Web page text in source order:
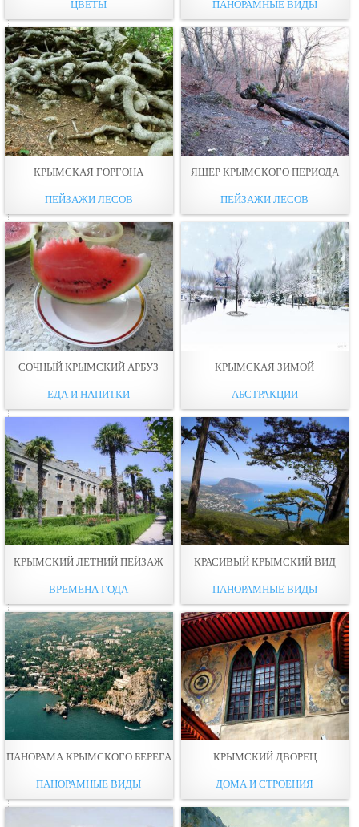
ЦВЕТЫ ПАНОРАМНЫЕ ВИДЫ
КРЫМСКАЯ ГОРГОНА
ПЕЙЗАЖИ ЛЕСОВ
ЯЩЕР КРЫМСКОГО ПЕРИОДА
ПЕЙЗАЖИ ЛЕСОВ
СОЧНЫЙ КРЫМСКИЙ АРБУЗ
ЕДА И НАПИТКИ
КРЫМСКАЯ ЗИМОЙ
АБСТРАКЦИИ
КРЫМСКИЙ ЛЕТНИЙ ПЕЙЗАЖ
ВРЕМЕНА ГОДА
КРАСИВЫЙ КРЫМСКИЙ ВИД
ПАНОРАМНЫЕ ВИДЫ
ПАНОРАМА КРЫМСКОГО БЕРЕГА
ПАНОРАМНЫЕ ВИДЫ
КРЫМСКИЙ ДВОРЕЦ
ДОМА И СТРОЕНИЯ